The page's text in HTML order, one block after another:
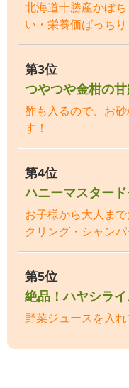
北海道十勝産かぼ
い・栄養価ばっちり
第3位
つやつや金柑の
酢も入るので、お
す！
第4位
ハニーマスター
お子様から大人ま
クリング・シャンパ
第5位
絶品！ハヤシライ
野菜ジュースを入れ